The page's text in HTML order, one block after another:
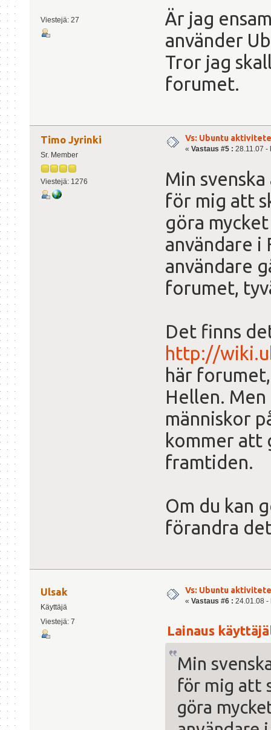
Viestejä: 27
Är jag
använder
Tror jag
forumet.
Timo Jyrinki
Sr. Member
Viestejä: 1276
Vs: Ubuntu
« Vastaus #5 : 28.11.07 -
Min
för mig att
göra
användare i
användare
forumet,
Det finns
http://
här
Hellen.
människor
kommer att
framtiden.
Om du kan
förandra
Ulsak
Käyttäjä
Viestejä: 7
Vs: Ubuntu
« Vastaus #6 : 24.01.08 -
Lainaus
Min
för mig att
göra